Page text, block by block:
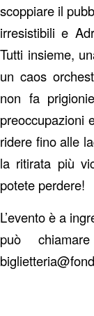
scoppiare il
irresistibili e
Tutti insieme,
un caos
non fa
preoccupazioni
ridere fino alle
la ritirata più
potete perdere!
L’evento è a
può